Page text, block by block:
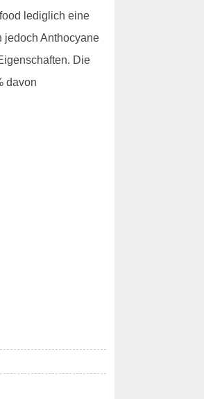
lediglich eine
jedoch Anthocyane
Die
davon